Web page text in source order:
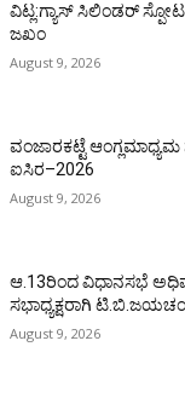
ವಿಟ್ಲ:ಗ್ಯಾಸ್ ಸಿಲಿಂಡರ್
ಜಖಂ
August 9, 2026
ವಂಜಾರಕಟ್ಟೆ
ಐಸಿರ–2026
August 9, 2026
ಆ.13ರಿಂದ ವಿಧಾನಸಭೆ
ಸಭಾಧ್ಯಕ್ಷರಾಗಿ
August 9, 2026